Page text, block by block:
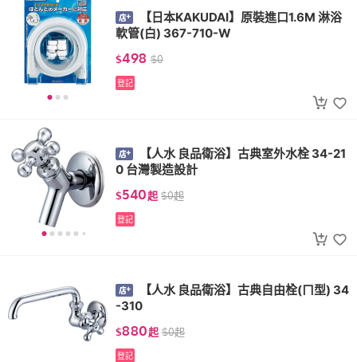
【日本KAKUDAI】原裝進口1.6M 淋浴
軟管(白) 367-710-W
$498 $0
登記
【人水 良品衛浴】古典室外水栓 34-21
0 台灣製造設計
$540起 $0起
登記
【人水 良品衛浴】古典自由栓(ㄇ型) 34
-310
$880起 $0起
登記